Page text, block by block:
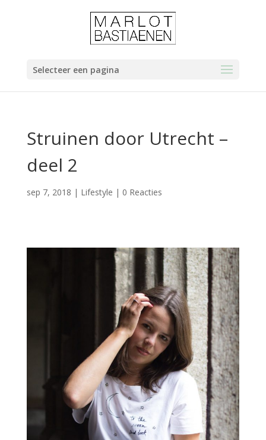
Selecteer een pagina
Struinen door Utrecht –
deel 2
sep 7, 2018 | Lifestyle | 0 Reacties